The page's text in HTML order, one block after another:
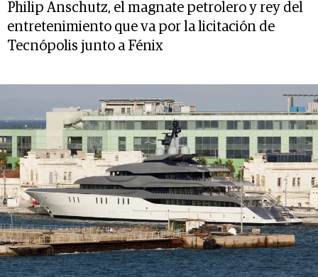
Philip Anschutz, el magnate petrolero y rey del
entretenimiento que va por la licitación de
Tecnópolis junto a Fénix